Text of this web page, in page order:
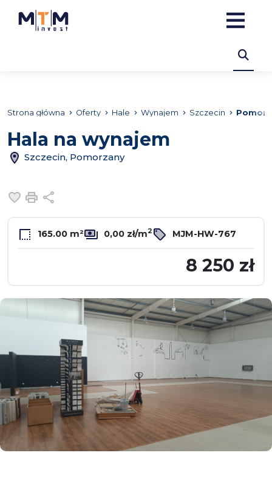
Strona główna Oferty Hale Wynajem Szczecin
Hala na wynajem
Szczecin, Pomorzany
Dodaj do ulubionych
Drukuj
165.00 m² 0,00 zł/m2 MJM-HW-767
8 250 zł